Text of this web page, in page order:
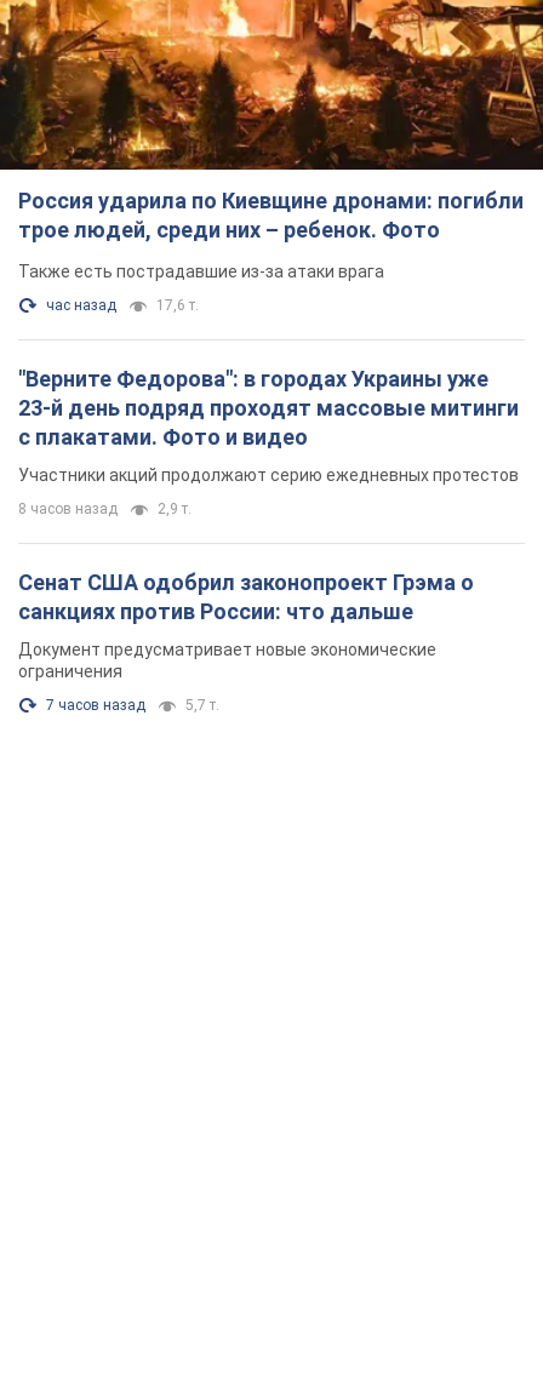
Россия ударила по Киевщине дронами: погибли
трое людей, среди них – ребенок. Фото
Также есть пострадавшие из-за атаки врага
час назад 17,6 т.
"Верните Федорова": в городах Украины уже
23-й день подряд проходят массовые митинги
с плакатами. Фото и видео
Участники акций продолжают серию ежедневных протестов
8 часов назад 2,9 т.
Сенат США одобрил законопроект Грэма о
санкциях против России: что дальше
Документ предусматривает новые экономические
ограничения
7 часов назад 5,7 т.